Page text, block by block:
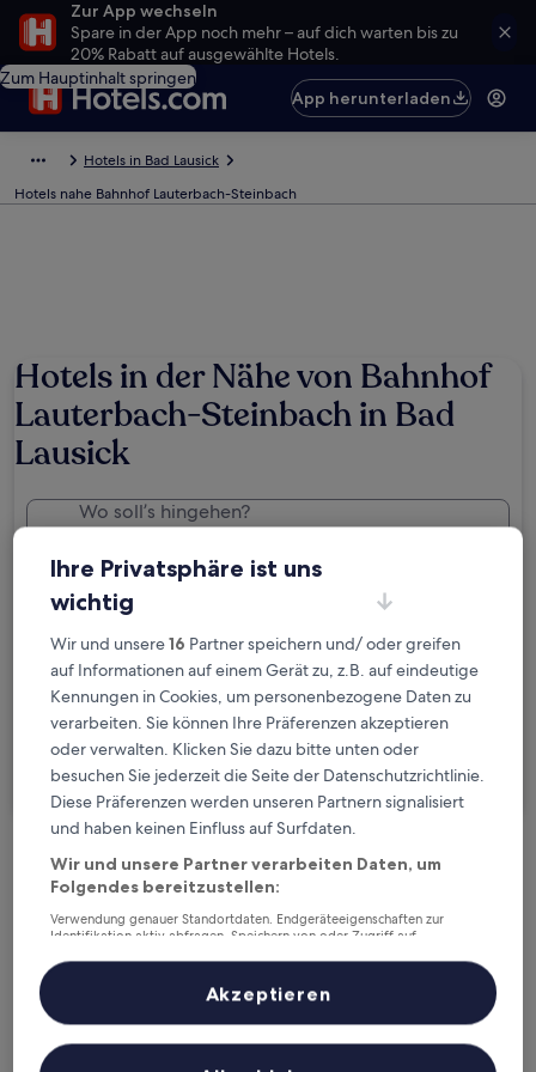
Zur App wechseln
Spare in der App noch mehr – auf dich warten bis zu
20% Rabatt auf ausgewählte Hotels.
Zum Hauptinhalt springen
App herunterladen
Hotels in Bad Lausick
Hotels nahe Bahnhof Lauterbach-Steinbach
Hotels in der Nähe von Bahnhof
Lauterbach-Steinbach in Bad
Lausick
Wo soll’s hingehen?
Bahnhof Lauterbach-Steinbach, Bad Lausick,
Daten
Do., 20. Aug. - Fr., 21. Aug.
Gäste
2 Reisende, 1 Zimmer
Ich reise geschäftlich
Suchen
Kostenlose Stornierung bei
Planänderungen
Verdiene Prämien für jede
wahrgenommene Übernachtung
Mehr sparen mit Preisen für Mitglieder
Ihre Privatsphäre ist uns
wichtig
Wir und unsere16 Partner speichern und/ oder greifen
auf Informationen auf einem Gerät zu, z.B. auf eindeutige
Kennungen in Cookies, um personenbezogene Daten zu
verarbeiten. Sie können Ihre Präferenzen akzeptieren
oder verwalten. Klicken Sie dazu bitte unten oder
besuchen Sie jederzeit die Seite der Datenschutzrichtlinie.
Diese Präferenzen werden unseren Partnern signalisiert
und haben keinen Einfluss auf Surfdaten.
Wir und unsere Partner verarbeiten Daten, um
Folgendes bereitzustellen:
Verwendung genauer Standortdaten. Endgeräteeigenschaften zur
Identifikation aktiv abfragen. Speichern von oder Zugriff auf
Inhalte, Messung von Werbeleistung und der Performance von Inhalten,
Zielgruppenforschung sowie Entwicklung und Verbesserung von
Liste der Partner (Lieferanten)
Akzeptieren